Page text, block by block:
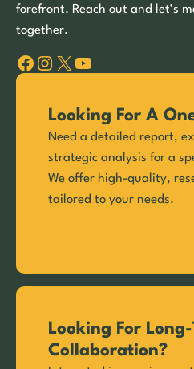
forefront. Reach out and let’s
together.
Facebook Instagram X YouTube
Looking For A
Need a detailed report,
strategic analysis for a
We offer high-quality,
tailored to your needs.
Looking For
Collaboration?